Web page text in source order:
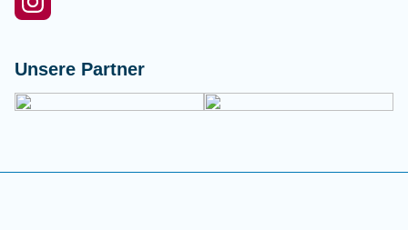
Unsere Partner